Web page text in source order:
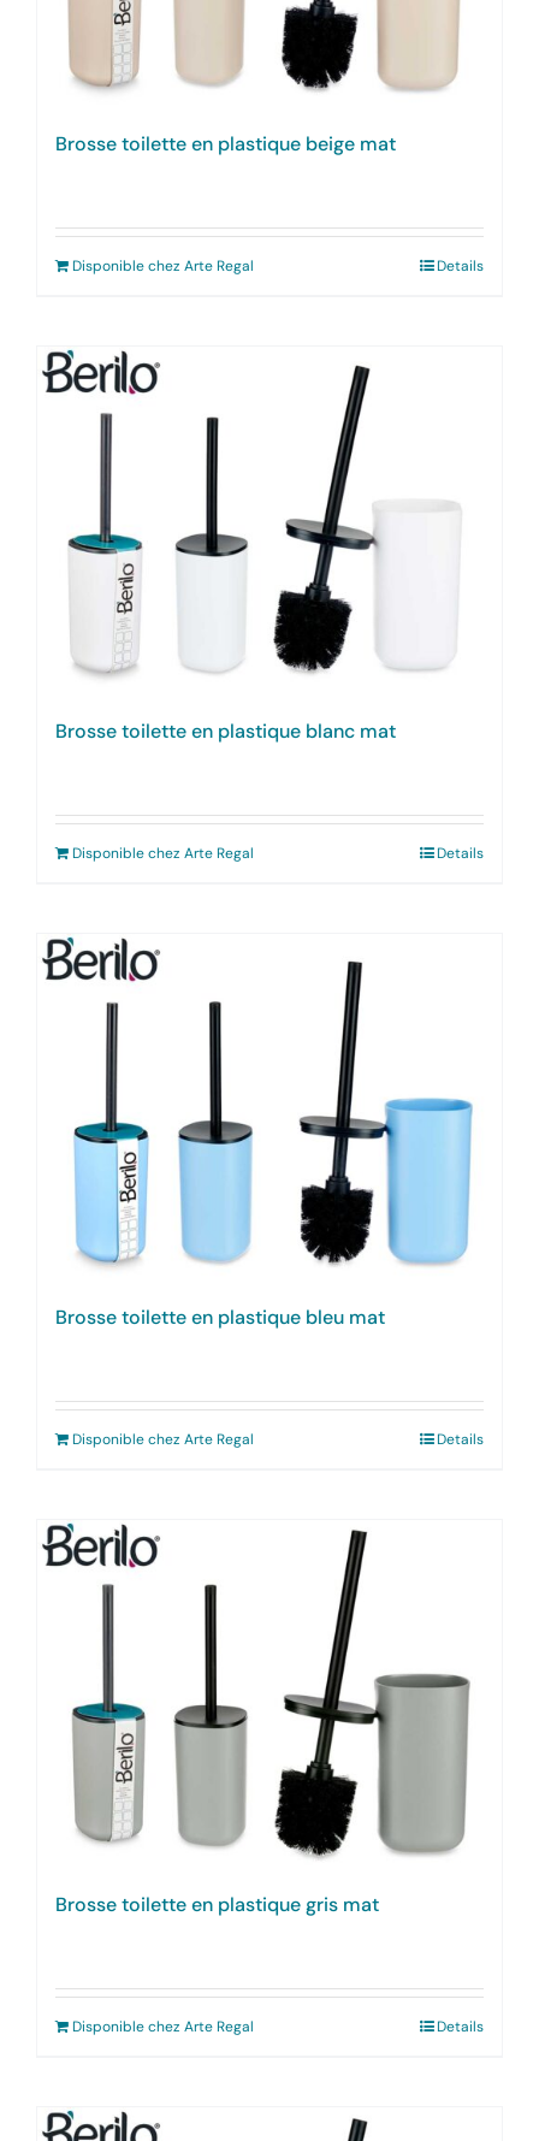
Brosse toilette en plastique beige mat
Disponible chez Arte Regal Details
Brosse toilette en plastique blanc mat
Disponible chez Arte Regal Details
Brosse toilette en plastique bleu mat
Disponible chez Arte Regal Details
Brosse toilette en plastique gris mat
Disponible chez Arte Regal Details